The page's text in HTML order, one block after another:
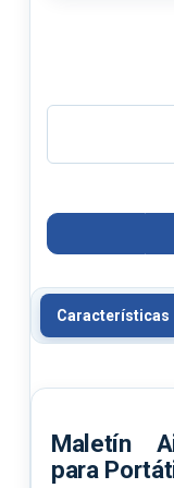
Características
Maletín
para